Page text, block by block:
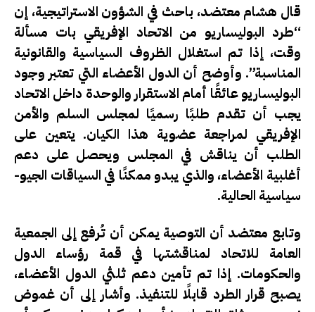
قال هشام معتضد، باحث في الشؤون الاستراتيجية، إن
“طرد البوليساريو من الاتحاد الإفريقي بات مسألة
وقت، إذا تم استغلال الظروف السياسية والقانونية
المناسبة”. وأوضح أن الدول الأعضاء التي تعتبر وجود
البوليساريو عائقًا أمام الاستقرار والوحدة داخل الاتحاد
يجب أن تقدم طلبًا رسميًا لمجلس السلم والأمن
الإفريقي لمراجعة عضوية هذا الكيان. يتعين على
الطلب أن يناقش في المجلس ويحصل على دعم
أغلبية الأعضاء، والذي يبدو ممكنًا في السياقات الجيو-
سياسية الحالية.
وتابع معتضد أن التوصية يمكن أن تُرفع إلى الجمعية
العامة للاتحاد لمناقشتها في قمة رؤساء الدول
والحكومات. إذا تم تأمين دعم ثلثي الدول الأعضاء،
يصبح قرار الطرد قابلًا للتنفيذ. وأشار إلى أن غموض